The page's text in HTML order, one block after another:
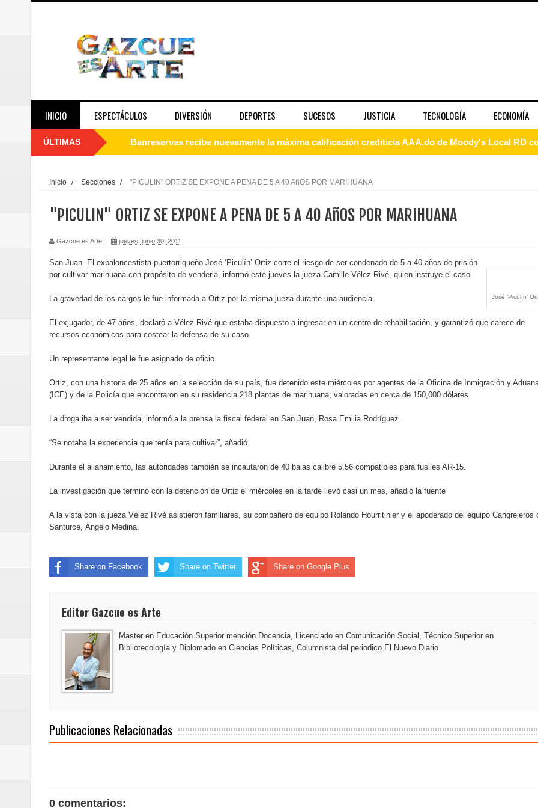
INICIO ESPECTÁCULOS DIVERSIÓN DEPORTES SUCESOS JUSTICIA TECNOLOGÍA ECONOMÍA
ÚLTIMAS Banreservas recibe nuevamente la máxima calificación crediticia AAA.do de Moody's Local RD
Juan Luis Guerra se acompaña del coro “Más que Vencedores” y nos regala el “Canto a la
de los Centroamericanos y del Caribe
Oscar Abreu cuestiona la interrupción del Premio Nacional de Artes Visuales
Embajada dominicana en Francia y Banreservas lanzan convocatoria para residencias artísticas
Pavel Núñez y su Bipolarband deslumbran con una noche de fusiones e invitados de lujo en el
Banreservas y Banco Popular abordan retos y oportunidades del sistema financiero nacional
“Los Rechazados 2” llega a los cines impulsada por la franquicia dominicana más taquillera del
Designan a Angelina Biviana Riveiro como vicepresidenta ejecutiva de Fiduciaria Reservas
Banreservas destina RD$5,000 millones para emprendedoras en la segunda edición del Summit
Sexappeal celebra 25 años de trayectoria artística con nuevo álbum, renovación de su equipo y
conmemorativos
Maridalia Hernández y El Canario se unen al regreso de Pavel Núñez y su “Bipolarband” a Hard
Doctor Leonardo Aguilera afirma que Banreservas seguirá impulsando la seguridad alimentaria
Humano Seguros transforma la emisión de pólizas con Inteligencia Artificial y reduce el proceso
La Orquesta Sinfónica Nacional y el Coro Nacional Dominicano pondrán su sello a la Ceremonia
Inicio / Secciones / "PICULIN" ORTIZ SE EXPONE A PENA DE 5 A 40 AñOS POR MARIHUANA
"PICULIN" ORTIZ SE EXPONE A PENA DE 5 A 40 AñOS POR MARIHUANA
Gazcue es Arte jueves, junio 30, 2011
José ‘Piculín’
San Juan- El exbaloncestista puertorriqueño José ‘Piculín’ Ortiz corre el riesgo de ser condenado de 5 a 40 años de prisión
por cultivar marihuana con propósito de venderla, informó este jueves la jueza Camille Vélez Rivé, quien instruye el caso.
La gravedad de los cargos le fue informada a Ortiz por la misma jueza durante una audiencia.
El exjugador, de 47 años, declaró a Vélez Rivé que estaba dispuesto a ingresar en un centro de rehabilitación, y garantizó que carece de
recursos económicos para costear la defensa de su caso.
Un representante legal le fue asignado de oficio.
Ortiz, con una historia de 25 años en la selección de su país, fue detenido este miércoles por agentes de la Oficina de Inmigración y
(ICE) y de la Policía que encontraron en su residencia 218 plantas de marihuana, valoradas en cerca de 150,000 dólares.
La droga iba a ser vendida, informó a la prensa la fiscal federal en San Juan, Rosa Emilia Rodríguez.
“Se notaba la experiencia que tenía para cultivar”, añadió.
Durante el allanamiento, las autoridades también se incautaron de 40 balas calibre 5.56 compatibles para fusiles AR-15.
La investigación que terminó con la detención de Ortiz el miércoles en la tarde llevó casi un mes, añadió la fuente
A la vista con la jueza Vélez Rivé asistieron familiares, su compañero de equipo Rolando Hourritinier y el apoderado del equipo Cangrejeros
Santurce, Ángelo Medina.
Share on Facebook Share on Twitter Share on Google Plus
Editor Gazcue es Arte
Master en Educación Superior mención Docencia, Licenciado en Comunicación Social, Técnico Superior en
Bibliotecología y Diplomado en Ciencias Políticas, Columnista del periodico El Nuevo Diario
Publicaciones Relacionadas
0 comentarios: